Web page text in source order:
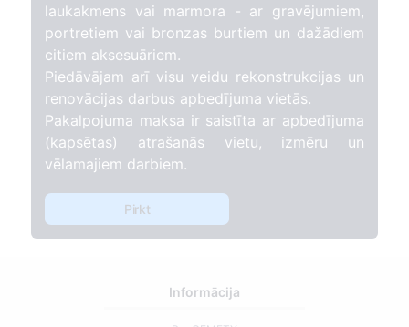
laukakmens vai marmora - ar gravējumiem,
portretiem vai bronzas burtiem un dažādiem
citiem aksesuāriem.
Piedāvājam arī visu veidu rekonstrukcijas un
renovācijas darbus apbedījuma vietās.
Pakalpojuma maksa ir saistīta ar apbedījuma
(kapsētas) atrašanās vietu, izmēru un
vēlamajiem darbiem.
Pirkt
Informācija